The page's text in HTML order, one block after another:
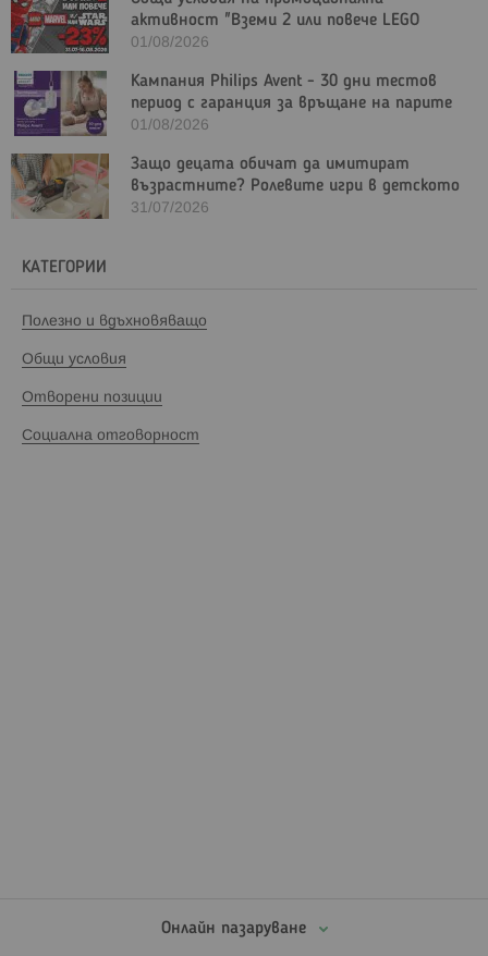
активност "Вземи 2 или повече LEGO
Marvel и/или LEGO Star Wars с - 23%"
01/08/2026
Кампания Philips Avent - 30 дни тестов
период с гаранция за връщане на парите
01/08/2026
Защо децата обичат да имитират
възрастните? Ролевите игри в детското
развитие
31/07/2026
КАТЕГОРИИ
Полезно и вдъхновяващо
Общи условия
Отворени позиции
Социална отговорност
Онлайн пазаруване